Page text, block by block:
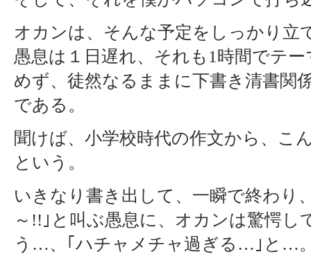
オカンは、そんな予定をしっかり立
愚息は１日遅れ、それも1時間でテ
めず、徒然なるままに下書き清書関
である。
聞けば、小学校時代の作文から、こ
という。
いきなり書き出して、一瞬で終わり
～!!｣と叫ぶ愚息に、オカンは驚愕し
う…、｢ハチャメチャ過ぎる…｣と…